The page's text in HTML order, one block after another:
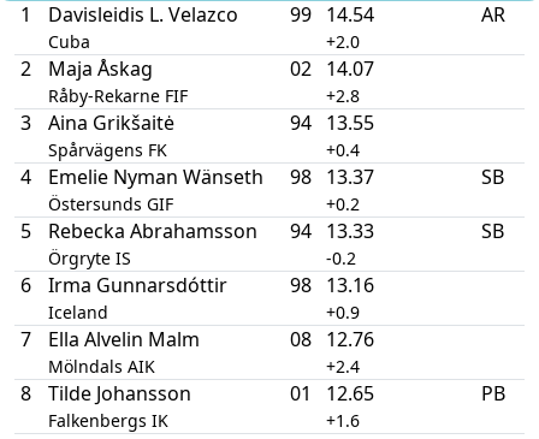
1
Davisleidis L. Velazco
Cuba
99 14.54
+2.0
AR
2 Maja Åskag
Råby-Rekarne FIF
02 14.07
+2.8
3 Aina Grikšaitė
Spårvägens FK
94 13.55
+0.4
4 Emelie Nyman Wänseth
Östersunds GIF
98 13.37
+0.2
SB
5 Rebecka Abrahamsson
Örgryte IS
94 13.33
-0.2
SB
6 Irma Gunnarsdóttir
Iceland
98 13.16
+0.9
7 Ella Alvelin Malm
Mölndals AIK
08 12.76
+2.4
8 Tilde Johansson
Falkenbergs IK
01 12.65
+1.6
PB